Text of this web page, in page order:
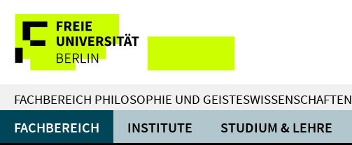
direkt
Inhalt
Service-
Navigation
FACHBEREICH PHILOSOPHIE UND GEISTESWISSENSCHAFTEN
FACHBEREICH INSTITUTE STUDIUM & LEHRE